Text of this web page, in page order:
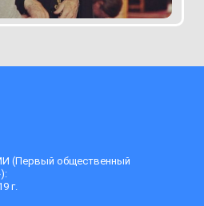
(Первый общественный
г.